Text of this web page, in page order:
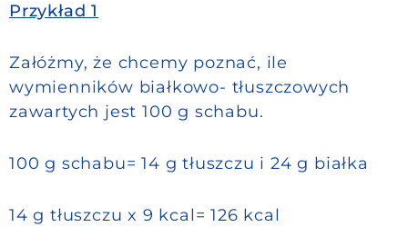
Przykład 1
Załóżmy, że chcemy poznać, ile
wymienników białkowo- tłuszczowych
zawartych jest 100 g schabu.
100 g schabu= 14 g tłuszczu i 24 g białka
14 g tłuszczu x 9 kcal= 126 kcal